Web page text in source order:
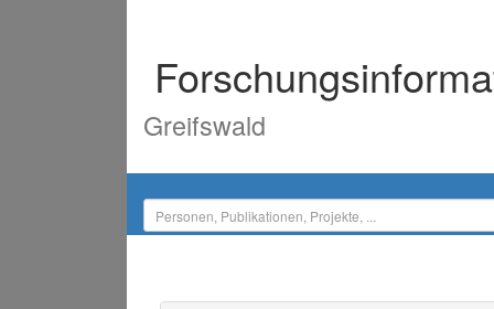
Greifswald